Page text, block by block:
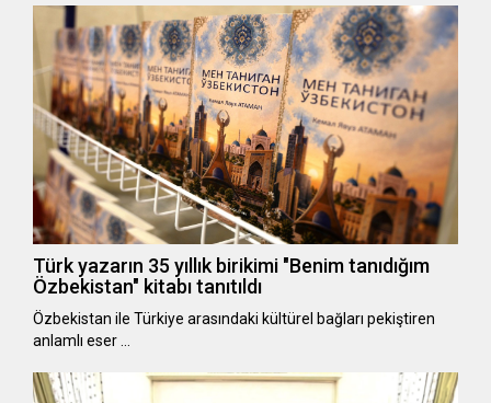
Türk yazarın 35 yıllık birikimi "Benim tanıdığım
Özbekistan" kitabı tanıtıldı
Özbekistan ile Türkiye arasındaki kültürel bağları pekiştiren
anlamlı eser …